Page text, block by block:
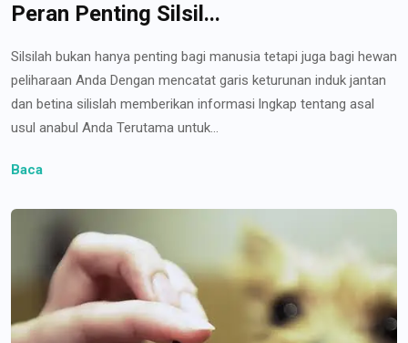
Peran Penting Silsil...
Silsilah bukan hanya penting bagi manusia tetapi juga bagi hewan
peliharaan Anda Dengan mencatat garis keturunan induk jantan
dan betina silislah memberikan informasi lngkap tentang asal
usul anabul Anda Terutama untuk...
Baca